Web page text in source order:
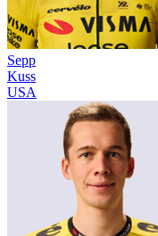
Sepp
Kuss
USA